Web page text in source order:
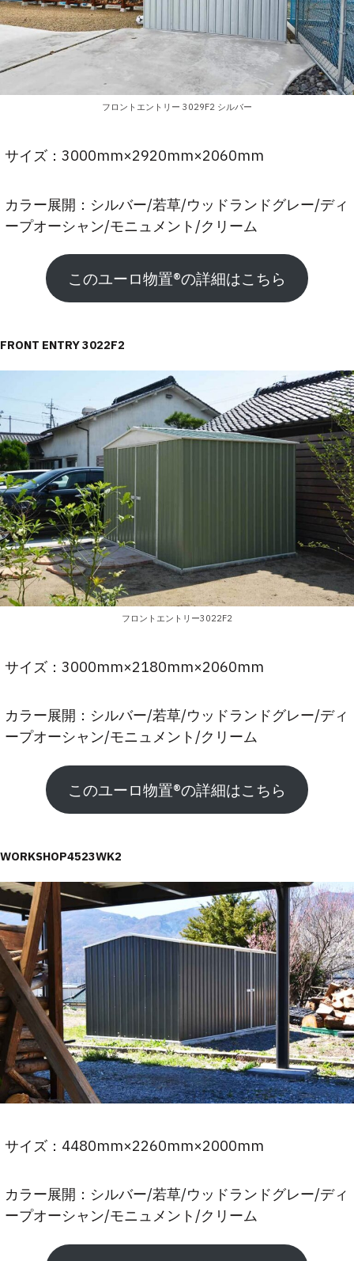
フロントエントリー 3029F2 シルバー
サイズ：3000mm×2920mm×2060mm
カラー展開：シルバー/若草/ウッドランドグレー/ディ
ープオーシャン/モニュメント/クリーム
このユーロ物置®︎の詳細はこちら
FRONT ENTRY 3022F2
フロントエントリー3022F2
サイズ：3000mm×2180mm×2060mm
カラー展開：シルバー/若草/ウッドランドグレー/ディ
ープオーシャン/モニュメント/クリーム
このユーロ物置®︎の詳細はこちら
WORKSHOP4523WK2
サイズ：4480mm×2260mm×2000mm
カラー展開：シルバー/若草/ウッドランドグレー/ディ
ープオーシャン/モニュメント/クリーム